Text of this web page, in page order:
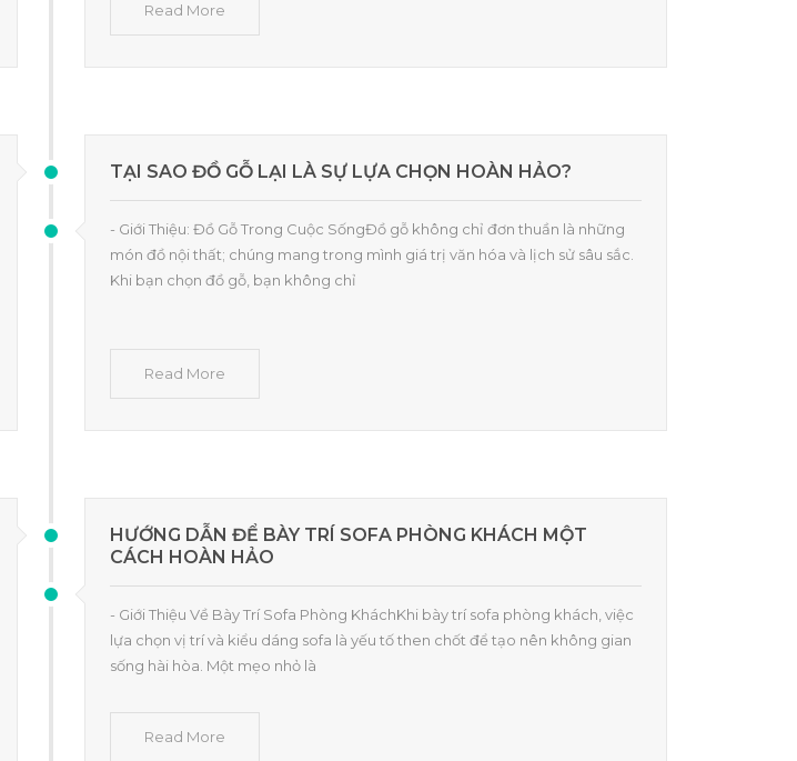
Read More
TẠI SAO ĐỒ GỖ LẠI LÀ SỰ LỰA CHỌN HOÀN HẢO?
- Giới Thiệu: Đồ Gỗ Trong Cuộc SốngĐồ gỗ không chỉ đơn thuần là những
món đồ nội thất; chúng mang trong mình giá trị văn hóa và lịch sử sâu sắc.
Khi bạn chọn đồ gỗ, bạn không chỉ
Read More
HƯỚNG DẪN ĐỂ BÀY TRÍ SOFA PHÒNG KHÁCH MỘT
CÁCH HOÀN HẢO
- Giới Thiệu Về Bày Trí Sofa Phòng KháchKhi bày trí sofa phòng khách, việc
lựa chọn vị trí và kiểu dáng sofa là yếu tố then chốt để tạo nên không gian
sống hài hòa. Một mẹo nhỏ là
Read More